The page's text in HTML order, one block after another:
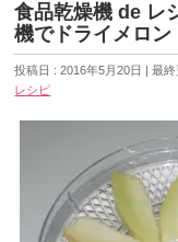
食品乾燥機 de
機でドライメロン
投稿日 : 2016年5月20日 最終
レシピ